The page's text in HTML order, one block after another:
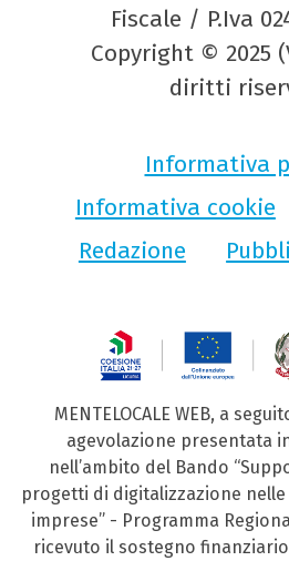
Fiscale / P.Iva
Copyright © 2025
diritti
Informativa
Informativa cookie
Redazione
MENTELOCALE WEB, a
agevolazione presentata
nell’ambito del Bando
progetti di digitalizzazione
imprese” - Programma
ricevuto il sostegno finanziario